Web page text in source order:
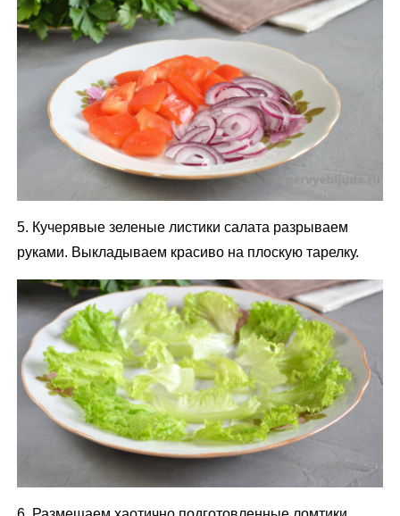
5. Кучерявые зеленые листики салата разрываем
руками. Выкладываем красиво на плоскую тарелку.